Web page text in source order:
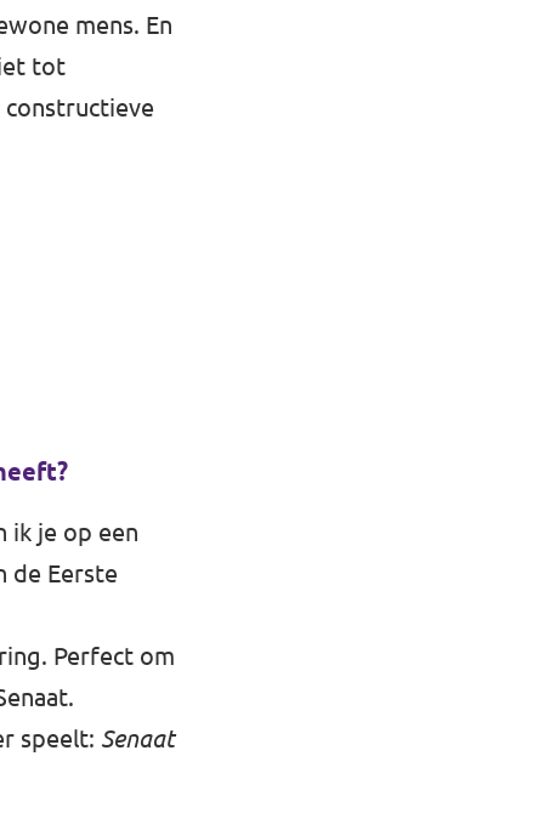
mens. En
tot
constructieve
ik je op een
de Eerste
Perfect om
speelt: Senaat